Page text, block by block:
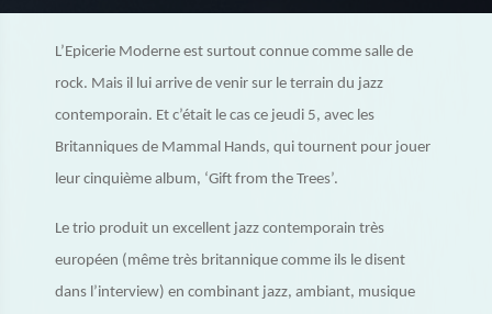
L’Epicerie Moderne est surtout connue comme salle de
rock. Mais il lui arrive de venir sur le terrain du jazz
contemporain. Et c’était le cas ce jeudi 5, avec les
Britanniques de Mammal Hands, qui tournent pour jouer
leur cinquième album, ‘Gift from the Trees’.
Le trio produit un excellent jazz contemporain très
européen (même très britannique comme ils le disent
dans l’interview) en combinant jazz, ambiant, musique